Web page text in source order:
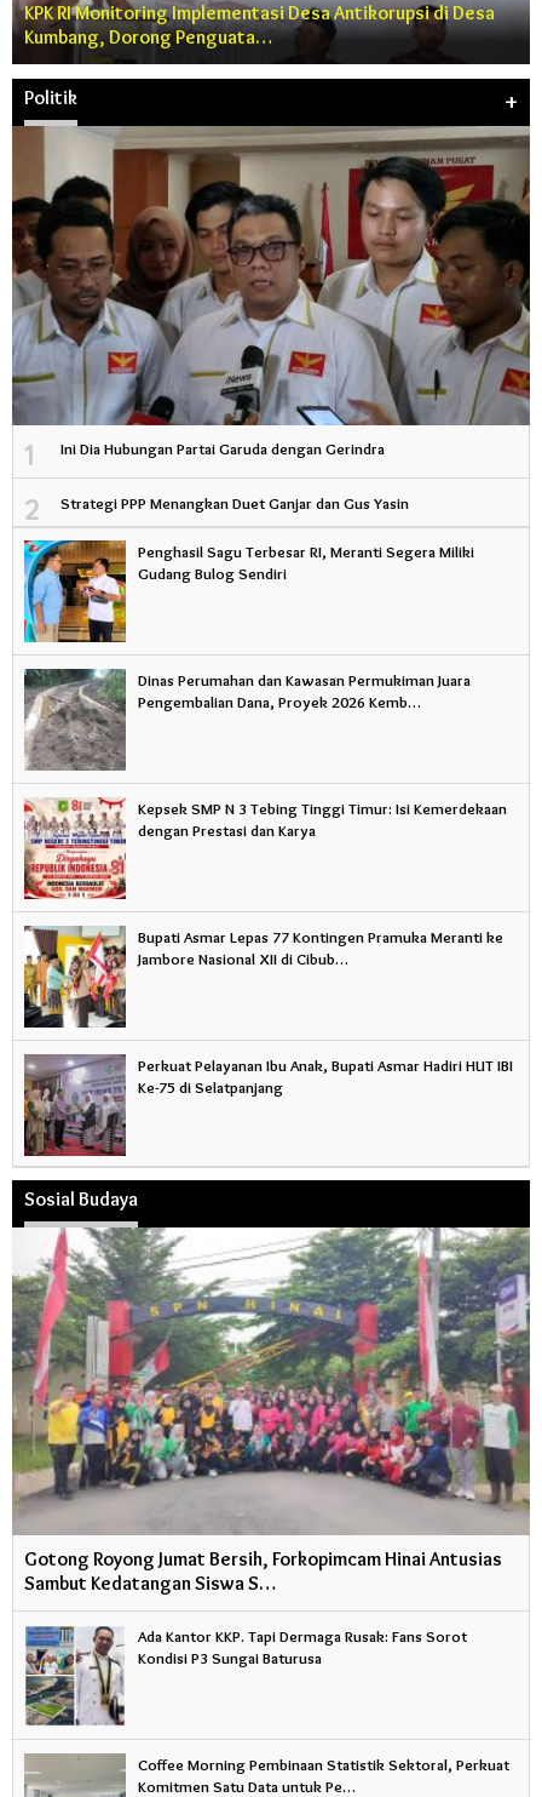
KPK RI Monitoring Implementasi Desa Antikorupsi di Desa
Kumbang, Dorong Penguata…
Politik +
1 Ini Dia Hubungan Partai Garuda dengan Gerindra
2 Strategi PPP Menangkan Duet Ganjar dan Gus Yasin
Penghasil Sagu Terbesar RI, Meranti Segera Miliki
Gudang Bulog Sendiri
Dinas Perumahan dan Kawasan Permukiman Juara
Pengembalian Dana, Proyek 2026 Kemb…
Kepsek SMP N 3 Tebing Tinggi Timur: Isi Kemerdekaan
dengan Prestasi dan Karya
Bupati Asmar Lepas 77 Kontingen Pramuka Meranti ke
Jambore Nasional XII di Cibub…
Perkuat Pelayanan Ibu Anak, Bupati Asmar Hadiri HUT IBI
Ke-75 di Selatpanjang
Sosial Budaya
Gotong Royong Jumat Bersih, Forkopimcam Hinai Antusias
Sambut Kedatangan Siswa S…
Ada Kantor KKP. Tapi Dermaga Rusak: Fans Sorot
Kondisi P3 Sungai Baturusa
Coffee Morning Pembinaan Statistik Sektoral, Perkuat
Komitmen Satu Data untuk Pe…